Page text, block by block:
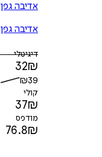
אדיבה גפן
אדיבה גפן
דיגיטלי
32₪
₪39
קולי
37₪
מודפס
76.8₪